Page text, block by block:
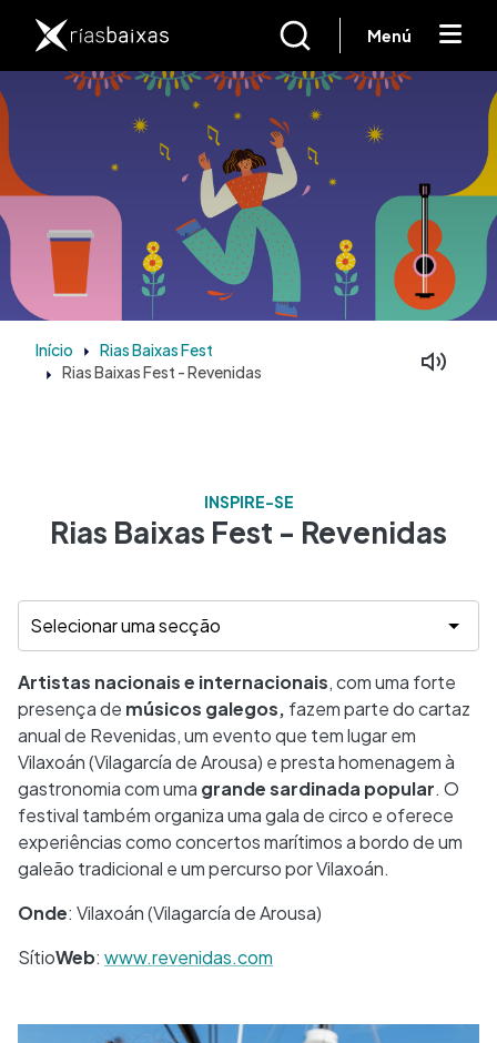
Menú
Início Rias Baixas Fest
Rias Baixas Fest - Revenidas
INSPIRE-SE
Rias Baixas Fest - Revenidas
Artistas nacionais e internacionais, com uma forte
presença de músicos galegos, fazem parte do cartaz
anual de Revenidas, um evento que tem lugar em
Vilaxoán (Vilagarcía de Arousa) e presta homenagem à
gastronomia com uma grande sardinada popular. O
festival também organiza uma gala de circo e oferece
experiências como concertos marítimos a bordo de um
galeão tradicional e um percurso por Vilaxoán.
Onde: Vilaxoán (Vilagarcía de Arousa)
SítioWeb: www.revenidas.com